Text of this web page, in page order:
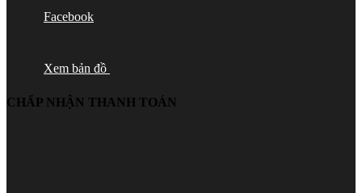
Facebook
Xem bản đồ
CHẤP NHẬN THANH TOÁN